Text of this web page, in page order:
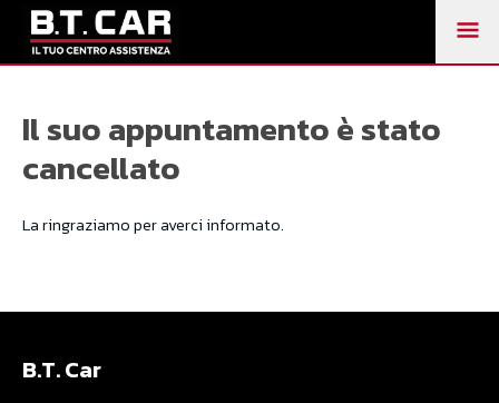
Il suo appuntamento è stato
cancellato
La ringraziamo per averci informato.
B.T. Car